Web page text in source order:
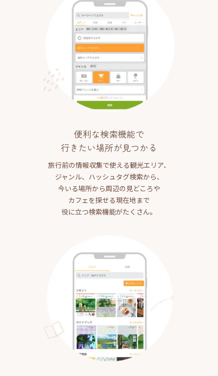
便利な検索機能で
行きたい場所が見つかる
旅行前の情報収集で使える観光エリア、
ジャンル、ハッシュタグ検索から、
今いる場所から周辺の見どころや
カフェを探せる現在地まで
役に立つ検索機能がたくさん。